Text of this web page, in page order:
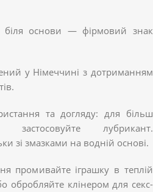
біля основи — фірмовий знак
у Німеччині з дотриманням
та догляду: для більш
застосовуйте лубрикант.
зі змазками на водній основі.
промивайте іграшку в теплій
обробляйте клінером для секс-